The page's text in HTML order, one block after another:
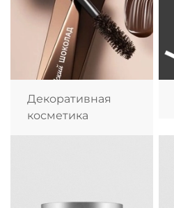
Декоративная
косметика